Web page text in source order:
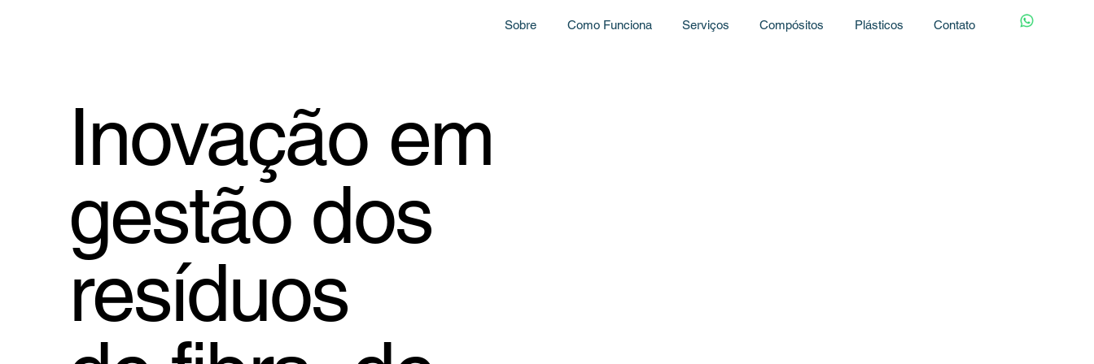
Sobre Como Funciona Serviços Compósitos Plásticos Contato
Inovação em
gestão dos
resíduos